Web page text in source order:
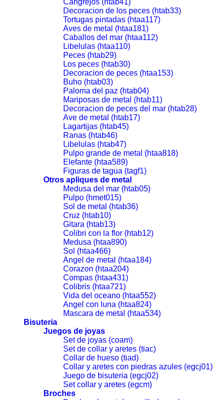
Decoracion de los peces (htab33)
Tortugas pintadas (htaa117)
Aves de metal (htaa181)
Caballos del mar (htaa112)
Libelulas (htaa110)
Peces (htab29)
Los peces (htab30)
Decoracion de peces (htaa153)
Buho (htab03)
Paloma del paz (htab04)
Mariposas de metal (htab11)
Decoracion de peces del mar (htab28)
Ave de metal (htab17)
Lagartijas (htab45)
Ranas (htab46)
Libelulas (htab47)
Pulpo grande de metal (htaa818)
Elefante (htaa589)
Figuras de tagua (tagf1)
Otros apliques de metal
Medusa del mar (htab05)
Pulpo (hmet015)
Sol de metal (htab36)
Cruz (htab10)
Gitara (htab13)
Colibri con la flor (htab12)
Medusa (htaa890)
Sol (htaa466)
Angel de metal (htaa184)
Corazon (htaa204)
Compas (htaa431)
Colibris (htaa721)
Vida del oceano (htaa552)
Angel con luna (htaa824)
Mascara de metal (htaa534)
Bisuteria
Juegos de joyas
Set de joyas (coam)
Set de collar y aretes (tiac)
Collar de hueso (tiad)
Collar y aretes con piedras azules (egcj01)
Juego de bisuteria (egcj02)
Set collar y aretes (egcm)
Broches